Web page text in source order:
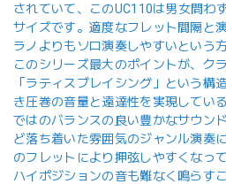
されていて、このUC110は男女問わ
サイズです。適度なフレット間隔と
ラノよりもソロ演奏しやすいという
このシリーズ最大のポイントが、ク
「ラティスブレイシング」という構
き圧巻の音量と遠達性を実現してい
ではのバランスの良い豊かなサウン
ど落ち着いた雰囲気のジャンル演奏
のフレットにより押弦しやすくなっ
ハイポジションの音も難なく鳴らす